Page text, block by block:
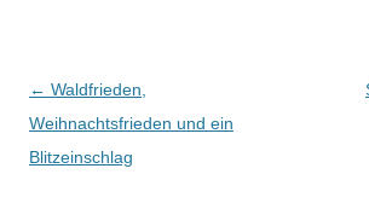
Beitragsnavigation
← Waldfrieden,
Weihnachtsfrieden und ein
Blitzeinschlag